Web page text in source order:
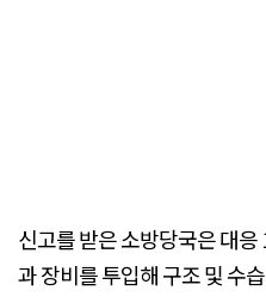
신고를 받은 소방당국은 대
과 장비를 투입해 구조 및 수